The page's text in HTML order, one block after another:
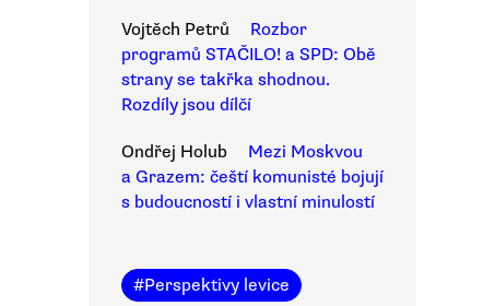
Vojtěch Petrů
Rozbor
programů STAČILO! a SPD: Obě
strany se takřka shodnou.
Rozdíly jsou dílčí
Ondřej Holub
Mezi Moskvou
a Grazem: čeští komunisté bojují
s budoucností i vlastní minulostí
#Perspektivy levice